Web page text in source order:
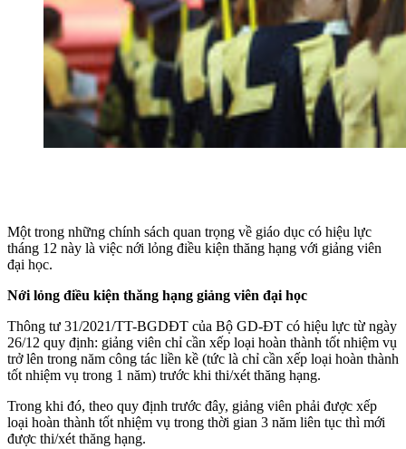
Một trong những chính sách quan trọng về giáo dục có hiệu lực
tháng 12 này là việc nới lỏng điều kiện thăng hạng với giảng viên
đại học.
Nới lỏng điều kiện thăng hạng giảng viên đại học
Thông tư 31/2021/TT-BGDĐT của Bộ GD-ĐT có hiệu lực từ ngày
26/12 quy định: giảng viên chỉ cần xếp loại hoàn thành tốt nhiệm vụ
trở lên trong năm công tác liền kề (tức là chỉ cần xếp loại hoàn thành
tốt nhiệm vụ trong 1 năm) trước khi thi/xét thăng hạng.
Trong khi đó, theo quy định trước đây, giảng viên phải được xếp
loại hoàn thành tốt nhiệm vụ trong thời gian 3 năm liên tục thì mới
được thi/xét thăng hạng.